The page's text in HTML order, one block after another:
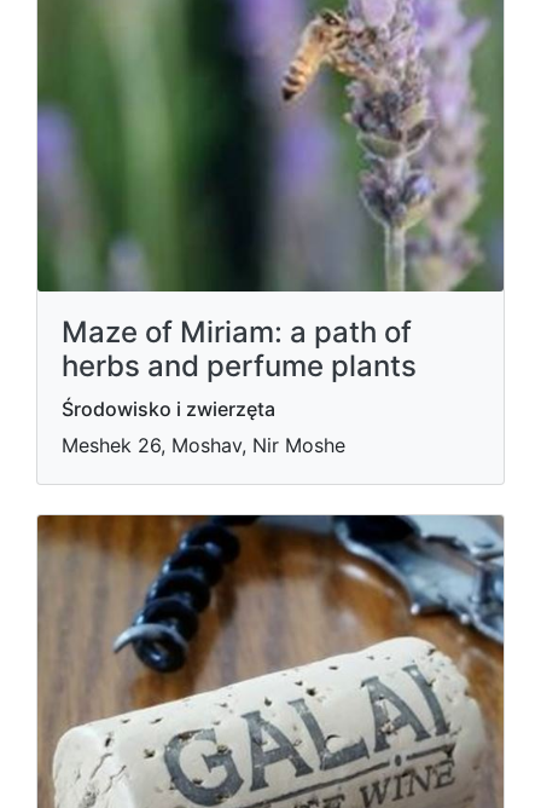
Maze of Miriam: a path of
herbs and perfume plants
Środowisko i zwierzęta
Meshek 26, Moshav, Nir Moshe